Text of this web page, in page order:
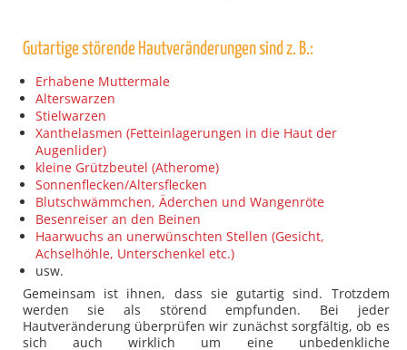
Gutartige störende Hautveränderungen sind z. B.:
Erhabene Muttermale
Alterswarzen
Stielwarzen
Xanthelasmen (Fetteinlagerungen in die Haut der
Augenlider)
kleine Grützbeutel (Atherome)
Sonnenflecken/Altersflecken
Blutschwämmchen, Äderchen und Wangenröte
Besenreiser an den Beinen
Haarwuchs an unerwünschten Stellen (Gesicht,
Achselhöhle, Unterschenkel etc.)
usw.
Gemeinsam ist ihnen, dass sie gutartig sind. Trotzdem
werden sie als störend empfunden. Bei jeder
Hautveränderung überprüfen wir zunächst sorgfältig, ob es
sich auch wirklich um eine unbedenkliche